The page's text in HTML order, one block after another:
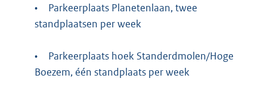
•
Parkeerplaats Planetenlaan, twee
standplaatsen per week
•
Parkeerplaats hoek Standerdmolen/Hoge
Boezem, één standplaats per week